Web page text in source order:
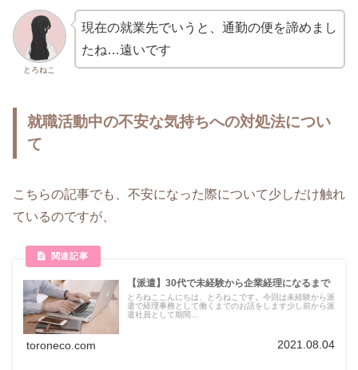
とろねこ
現在の就業先でいうと、通勤の便を諦めまし
たね…遠いです
就職活動中の不安な気持ちへの対処法につい
て
こちらの記事でも、不安になった際について少しだけ触れ
ているのですが、
【派遣】30代で未経験から企業経理になるまで
とろねここんにちは、とろねこです。今回は未経験から派
遣で経理事務として働くまでのお話をします少し前から派
遣社員として期間...
toroneco.com 2021.08.04